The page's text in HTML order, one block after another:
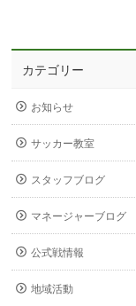
カテゴリー
お知らせ
サッカー教室
スタッフブログ
マネージャーブログ
公式戦情報
地域活動